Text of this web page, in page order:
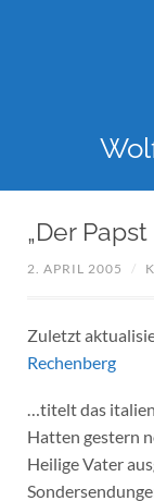
„Der
2. APRIL 2005 /
Zuletzt
Rechenberg
…titelt das
Hatten gestern
Heilige Vater